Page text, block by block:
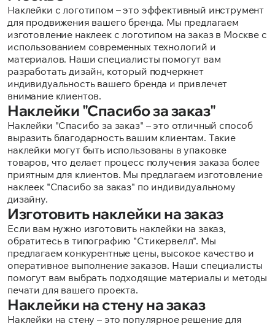
Наклейки с логотипом – это эффективный инструмент
для продвижения вашего бренда. Мы предлагаем
изготовление наклеек с логотипом на заказ в Москве с
использованием современных технологий и
материалов. Наши специалисты помогут вам
разработать дизайн, который подчеркнет
индивидуальность вашего бренда и привлечет
внимание клиентов.
Наклейки "Спасибо за заказ"
Наклейки "Спасибо за заказ" – это отличный способ
выразить благодарность вашим клиентам. Такие
наклейки могут быть использованы в упаковке
товаров, что делает процесс получения заказа более
приятным для клиентов. Мы предлагаем изготовление
наклеек "Спасибо за заказ" по индивидуальному
дизайну.
Изготовить наклейки на заказ
Если вам нужно изготовить наклейки на заказ,
обратитесь в типографию "Стикервелл". Мы
предлагаем конкурентные цены, высокое качество и
оперативное выполнение заказов. Наши специалисты
помогут вам выбрать подходящие материалы и методы
печати для вашего проекта.
Наклейки на стену на заказ
Наклейки на стену – это популярное решение для